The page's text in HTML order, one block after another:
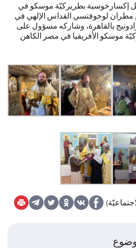
إكسارخوسية بطريركيّة موسكو في
مطران لوخوفتسي القداس الإلهي في
بالقاهرة، وشاركه مسؤول على
موسكو الأفريقيا في مصر الكاهن